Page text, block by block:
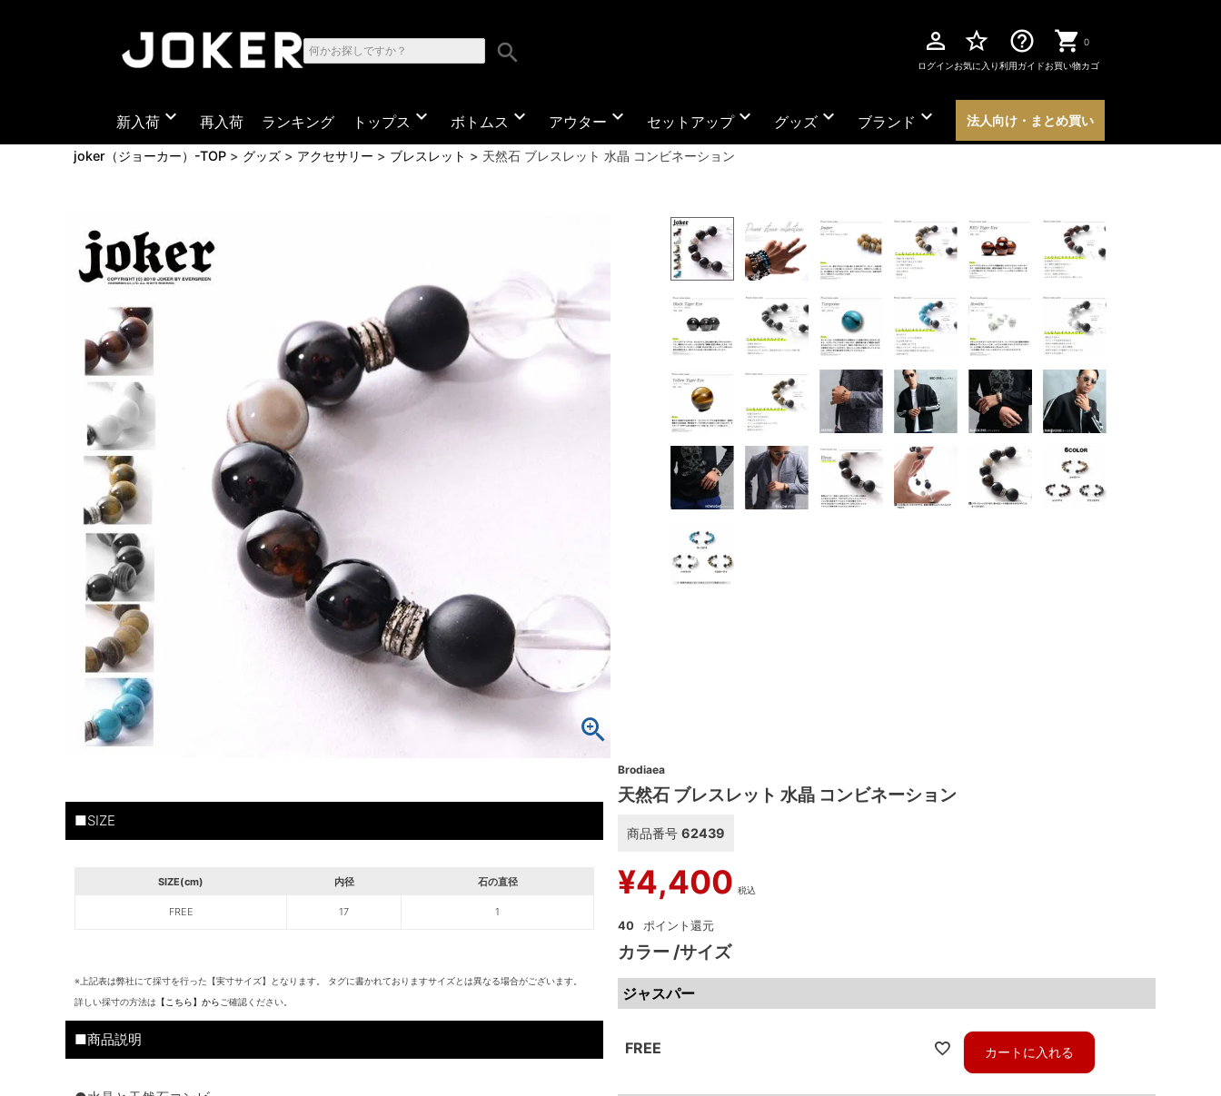
search perm_identity
ログイン
star_border
お気に入り
help_outline
利用ガイド
0
お買い物カゴ
新入荷 expand_more 再入荷 ランキング トップス expand_more ボトムス expand_more アウター expand_more セットアップexpand_more グッズ expand_more ブランド expand_more 法人向け・まとめ買い
joker（ジョーカー）-TOP グッズ アクセサリー ブレスレット 天然石 ブレスレット 水晶 コンビネーション
■SIZE
SIZE(cm) 内径 石の直径
FREE 17 1
※上記表は弊社にて採寸を行った【実寸サイズ】となります。 タグに書かれておりますサイズとは異なる場合がございます。
詳しい採寸の方法は 【こちら】から ご確認ください。
■商品説明
Brodiaea
天然石 ブレスレット 水晶 コンビネーション
商品番号 62439
¥4,400 税込
40
カラー サイズ
ジャスパー
FREE カートに入れる